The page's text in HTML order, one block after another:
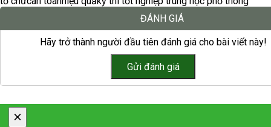
ĐÁNH GIÁ
Hãy trở thành người đầu tiên đánh giá cho bài viết này!
×